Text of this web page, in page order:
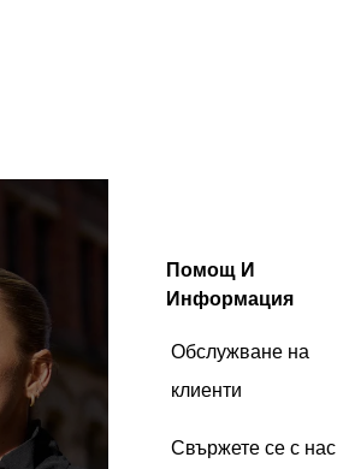
Помощ И
Информация
Обслужване на
клиенти
Свържете се с нас